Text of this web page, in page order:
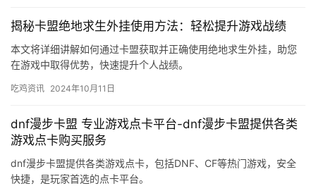
揭秘卡盟绝地求生外挂使用方法：轻松提升游戏战绩
本文将详细讲解如何通过卡盟获取并正确使用绝地求生外挂，助您
在游戏中取得优势，快速提升个人战绩。
吃鸡资讯 2024年10月11日
dnf漫步卡盟 专业游戏点卡平台-dnf漫步卡盟提供各类
游戏点卡购买服务
dnf漫步卡盟提供各类游戏点卡，包括DNF、CF等热门游戏，安全
快捷，是玩家首选的点卡平台。